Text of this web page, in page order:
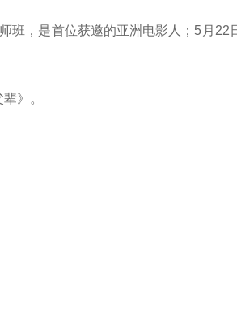
班，是首位获邀的亚洲电影人；5月22
》。